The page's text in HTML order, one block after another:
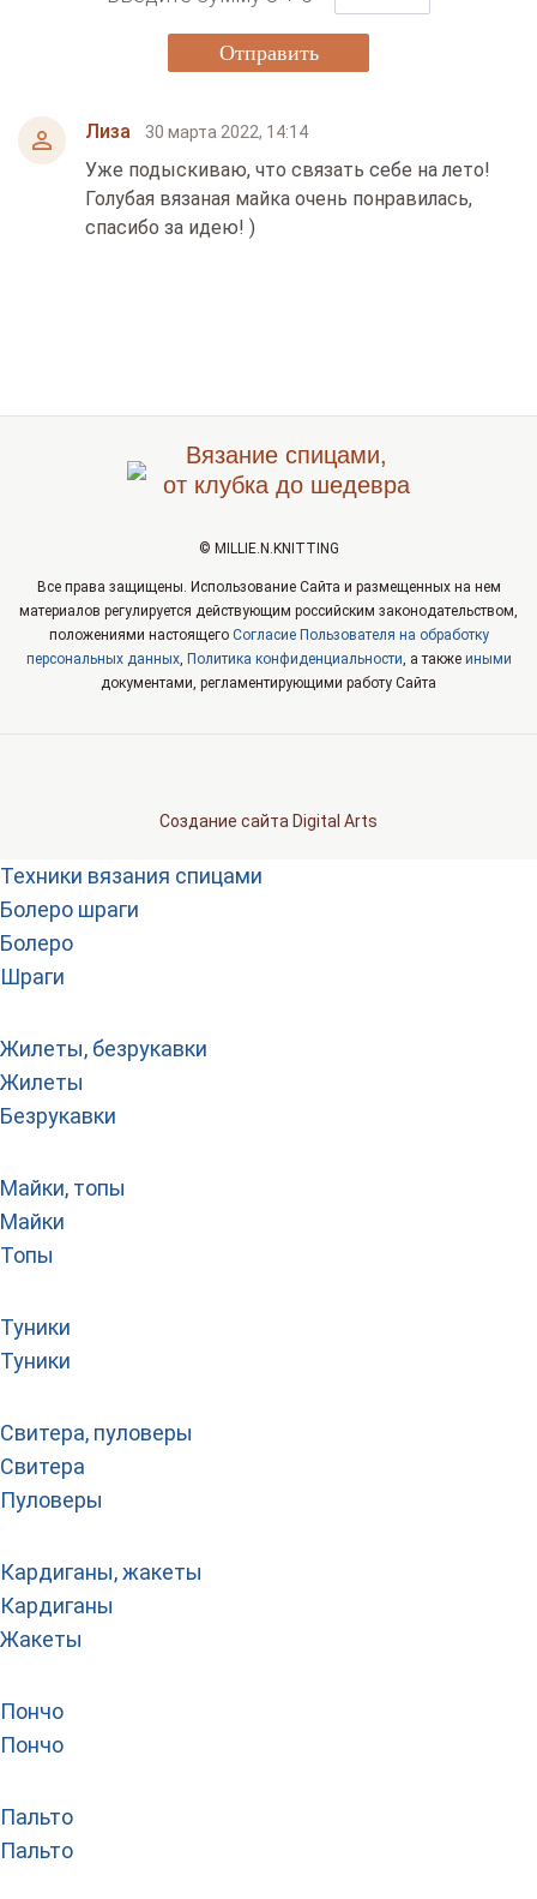
Отправить
Лиза 30 марта 2022, 14:14
Уже подыскиваю, что связать себе на лето!
Голубая вязаная майка очень понравилась,
спасибо за идею! )
Вязание спицами,
от клубка до шедевра
© MILLIE.N.KNITTING
Все права защищены. Использование Сайта и размещенных на нем
материалов регулируется действующим российским законодательством,
положениями настоящего Согласие Пользователя на обработку
персональных данных, Политика конфиденциальности, а также иными
документами, регламентирующими работу Сайта
Создание сайта Digital Arts
Техники вязания спицами
Болеро шраги
Болеро
Шраги
Жилеты, безрукавки
Жилеты
Безрукавки
Майки, топы
Майки
Топы
Туники
Туники
Свитера, пуловеры
Свитера
Пуловеры
Кардиганы, жакеты
Кардиганы
Жакеты
Пончо
Пончо
Пальто
Пальто